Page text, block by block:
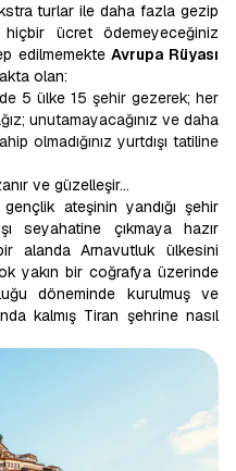
turlar ile daha fazla gezip
ücret ödemeyeceğiniz
edilmemekte Avrupa Rüyası
olan:
5 ülke 15 şehir gezerek; her
unutamayacağınız ve daha
olmadığınız yurtdışı tatiline
ve güzelleşir…
gençlik ateşinin yandığı şehir
seyahatine çıkmaya hazır
alanda Arnavutluk ülkesini
yakın bir coğrafya üzerinde
döneminde kurulmuş ve
kalmış Tiran şehrine nasıl